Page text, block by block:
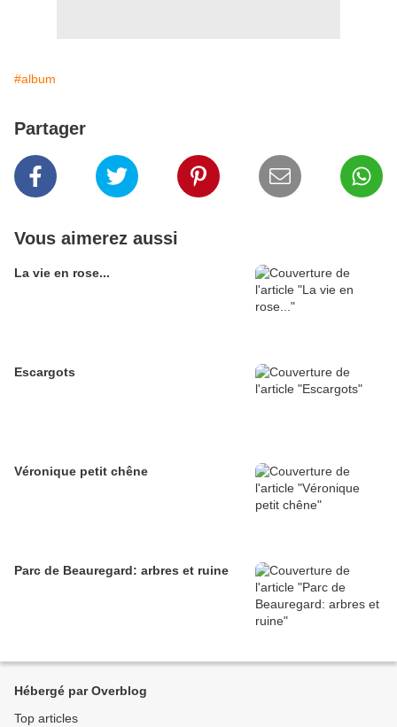
#album
Partager
Vous aimerez aussi
La vie en rose...
Escargots
Véronique petit chêne
Parc de Beauregard: arbres et ruine
Hébergé par Overblog
Top articles